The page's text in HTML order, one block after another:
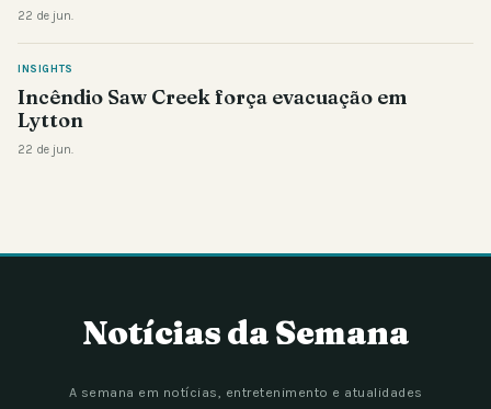
22 de jun.
INSIGHTS
Incêndio Saw Creek força evacuação em
Lytton
22 de jun.
Notícias da Semana
A semana em notícias, entretenimento e atualidades